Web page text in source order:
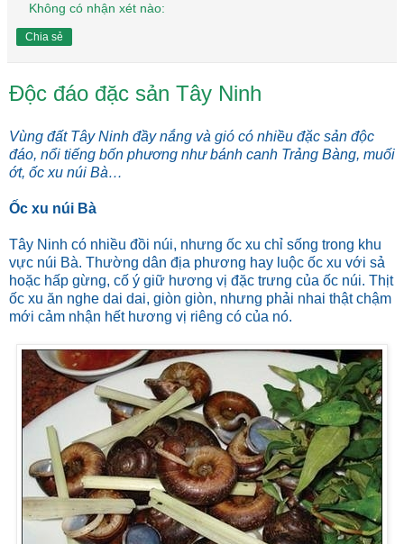
Không có nhận xét nào:
Chia sẻ
Độc đáo đặc sản Tây Ninh
Vùng đất Tây Ninh đầy nắng và gió có nhiều đặc sản độc
đáo, nổi tiếng bốn phương như bánh canh Trảng Bàng, muối
ớt, ốc xu núi Bà…
Ốc xu núi Bà
Tây Ninh có nhiều đồi núi, nhưng ốc xu chỉ sống trong khu
vực núi Bà. Thường dân địa phương hay luộc ốc xu với sả
hoặc hấp gừng, cố ý giữ hương vị đặc trưng của ốc núi. Thịt
ốc xu ăn nghe dai dai, giòn giòn, nhưng phải nhai thật chậm
mới cảm nhận hết hương vị riêng có của nó.